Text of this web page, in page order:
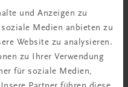
und Anzeigen zu
Medien anbieten zu
Website zu analysieren.
zu Ihrer Verwendung
für soziale Medien,